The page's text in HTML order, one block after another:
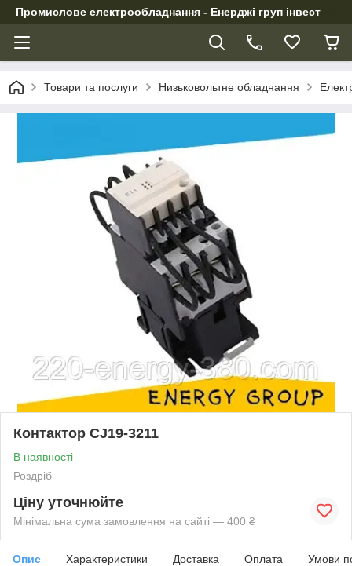
Промислове електрообладнання - Енерджі груп інвест
Товари та послуги Низьковольтне обладнання
Контактор CJ19-3211
В наявності
Роздріб
Ціну уточнюйте
Мінімальна сума замовлення на сайті — 400 ₴
Опис Характеристики Доставка Оплата Умови